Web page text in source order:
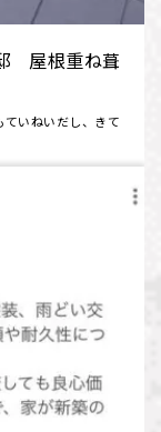
屋根重ね葺
いねいだし、きて